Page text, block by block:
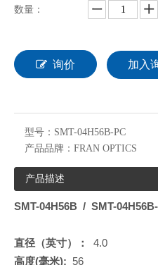
数量：
询价 加入
型号： SMT-04H56B-PC
产品品牌： FRAN OPTICS
产品描述
SMT-04H56B / SMT-
直径（英寸）：
4.0
高度(毫米): 56